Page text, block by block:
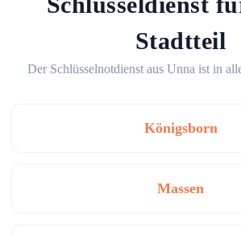
Stadtteil
Der Schlüsselnotdienst aus Unna ist in
Königsborn
Massen